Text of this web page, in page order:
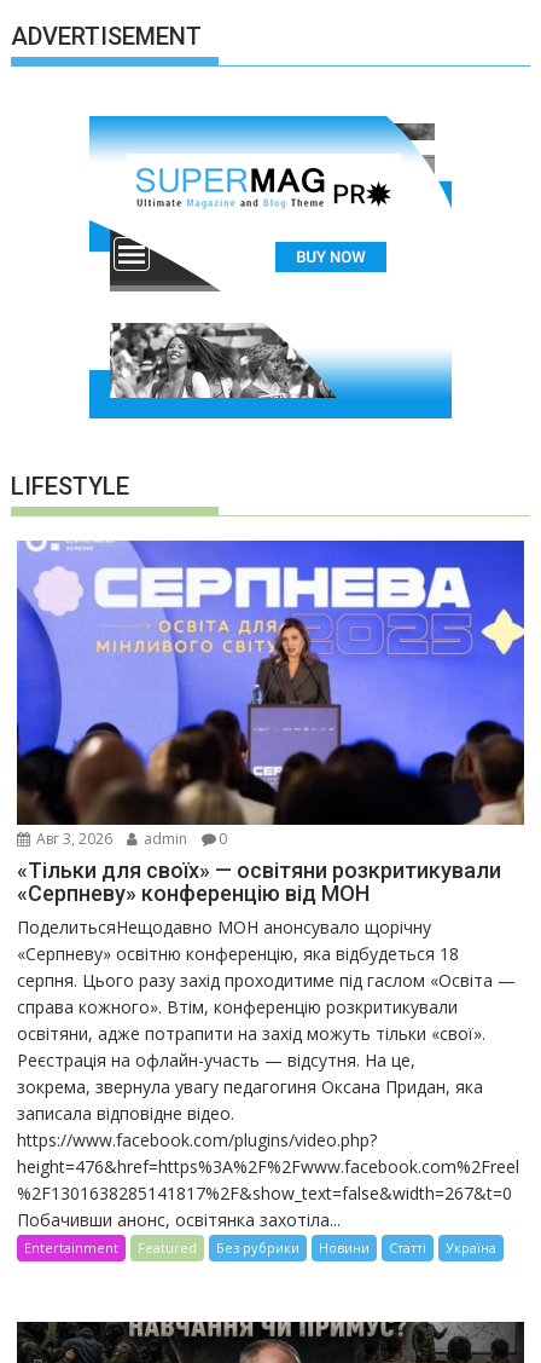
ADVERTISEMENT
LIFESTYLE
Авг 3, 2026 admin 0
«Тільки для своїх» — освітяни розкритикували
«Серпневу» конференцію від МОН
ПоделитьсяНещодавно МОН анонсувало щорічну
«Серпневу» освітню конференцію, яка відбудеться 18
серпня. Цього разу захід проходитиме під гаслом «Освіта —
справа кожного». Втім, конференцію розкритикували
освітяни, адже потрапити на захід можуть тільки «свої».
Реєстрація на офлайн-участь — відсутня. На це,
зокрема, звернула увагу педагогиня Оксана Придан, яка
записала відповідне відео.
https://www.facebook.com/plugins/video.php?
height=476&href=https%3A%2F%2Fwww.facebook.com%2Freel
%2F1301638285141817%2F&show_text=false&width=267&t=0
Побачивши анонс, освітянка захотіла...
Entertainment Featured Без рубрики Новини Статті Україна